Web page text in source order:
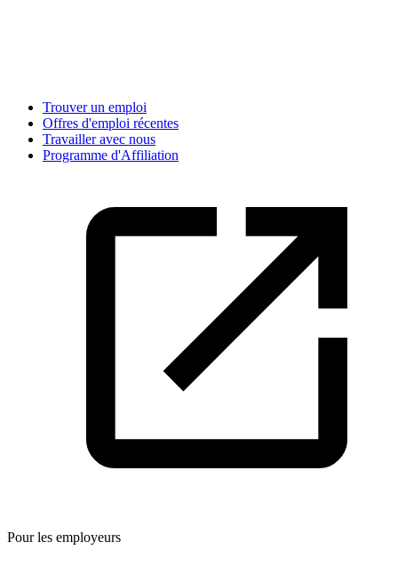
Trouver un emploi
Offres d'emploi récentes
Travailler avec nous
Programme d'Affiliation
Pour les employeurs